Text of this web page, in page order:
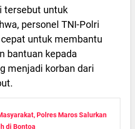
tersebut untuk
personel TNI-Polri
untuk membantu
bantuan kepada
menjadi korban dari
Polres Maros Salurkan
di Bontoa